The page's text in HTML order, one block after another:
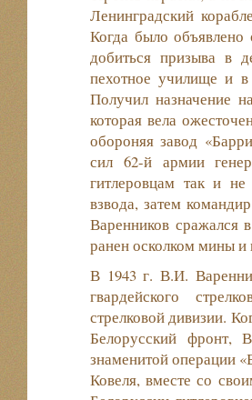
Ленинградский
Когда было объявлено
добиться призыва в
пехотное училище и в
Получил назначение
которая вела
обороняя завод
сил 62-й армии
гитлеровцам так и
взвода, затем
Варенников сражался
ранен осколком мины и
В 1943 г. В.И.
гвардейского
стрелковой дивизии.
Белорусский фронт,
знаменитой операции
Ковеля, вместе со